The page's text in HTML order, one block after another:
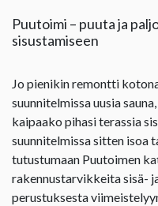
Puutoimi – puuta ja
sisustamiseen
Jo pienikin remontti
suunnitelmissa uusia
kaipaako pihasi terassia
suunnitelmissa sitten isoa
tutustumaan Puutoimen
rakennustarvikkeita sisä-
perustuksesta